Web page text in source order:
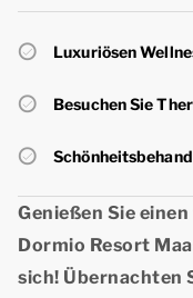
Luxuriösen
Besuchen Sie
Genießen Sie
Dormio Resort
sich! Übernachten